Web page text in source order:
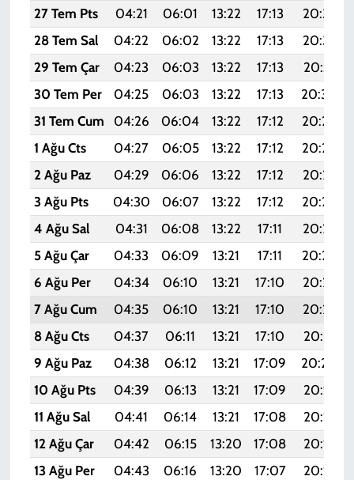
27 Tem Pts
04:21 06:01 13:22 17:13 20:33
28 Tem Sal
04:22 06:02 13:22 17:13 20:32
29 Tem Çar
04:23 06:03 13:22 17:13 20:31
30 Tem Per
04:25 06:03 13:22 17:13 20:30
31 Tem Cum
04:26 06:04 13:22 17:12 20:29
1 Ağu Cts
04:27 06:05 13:22 17:12 20:28
2 Ağu Paz
04:29 06:06 13:22 17:12 20:27
3 Ağu Pts
04:30 06:07 13:22 17:12 20:26
4 Ağu Sal
04:31 06:08 13:22 17:11 20:25
5 Ağu Çar
04:33 06:09 13:21 17:11 20:24
6 Ağu Per
04:34 06:10 13:21 17:10 20:23
7 Ağu Cum
04:35 06:10 13:21 17:10 20:22
8 Ağu Cts
04:37 06:11 13:21 17:10 20:21
9 Ağu Paz
04:38 06:12 13:21 17:09 20:20
10 Ağu Pts
04:39 06:13 13:21 17:09 20:19
11 Ağu Sal
04:41 06:14 13:21 17:08 20:17
12 Ağu Çar
04:42 06:15 13:20 17:08 20:16
13 Ağu Per
04:43 06:16 13:20 17:07 20:15